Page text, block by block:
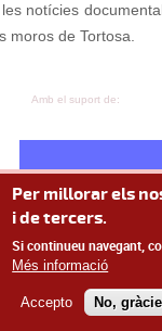
notícies
moros de Tortosa.
Amb el suport de:
Per millorar els
i de tercers.
Si continueu navegant,
Més informació
Accepto No,